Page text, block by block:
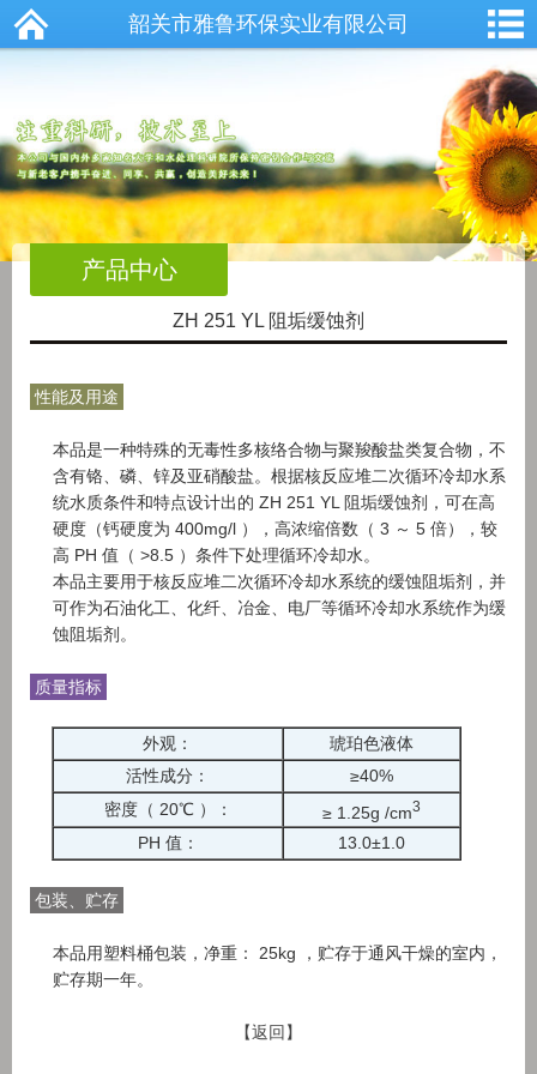
韶关市雅鲁环保实业有限公司
产品中心
ZH 251 YL 阻垢缓蚀剂
性能及用途
本品是一种特殊的无毒性多核络合物与聚羧酸盐类复合物，不
含有铬、磷、锌及亚硝酸盐。根据核反应堆二次循环冷却水系
统水质条件和特点设计出的 ZH 251 YL 阻垢缓蚀剂，可在高
硬度（钙硬度为 400mg/l ），高浓缩倍数（ 3 ～ 5 倍），较
高 PH 值（ >8.5 ）条件下处理循环冷却水。
本品主要用于核反应堆二次循环冷却水系统的缓蚀阻垢剂，并
可作为石油化工、化纤、冶金、电厂等循环冷却水系统作为缓
蚀阻垢剂。
质量指标
外观：
琥珀色液体
活性成分：
≥40%
密度（ 20℃ ）：
≥ 1.25g /cm3
PH 值： 13.0±1.0
包装、贮存
本品用塑料桶包装，净重： 25kg ，贮存于通风干燥的室内，
贮存期一年。
【返回】